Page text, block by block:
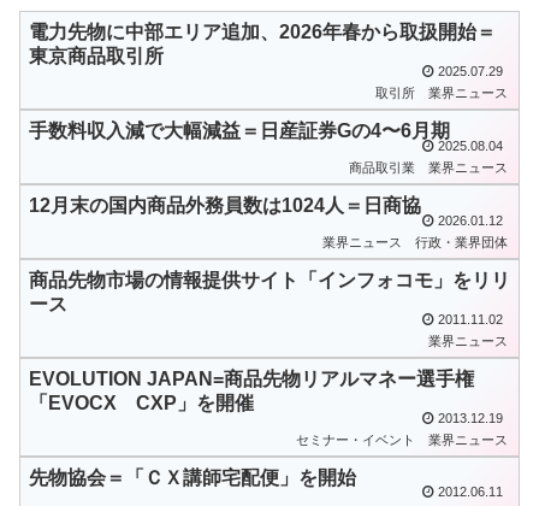
電力先物に中部エリア追加、2026年春から取扱開始＝
東京商品取引所
2025.07.29
取引所
業界ニュース
手数料収入減で大幅減益＝日産証券Gの4〜6月期
2025.08.04
商品取引業
業界ニュース
12月末の国内商品外務員数は1024人＝日商協
2026.01.12
業界ニュース
行政・業界団体
商品先物市場の情報提供サイト「インフォコモ」をリリ
ース
2011.11.02
業界ニュース
EVOLUTION JAPAN=商品先物リアルマネー選手権
「EVOCX CXP」を開催
2013.12.19
セミナー・イベント
業界ニュース
先物協会＝「ＣＸ講師宅配便」を開始
2012.06.11